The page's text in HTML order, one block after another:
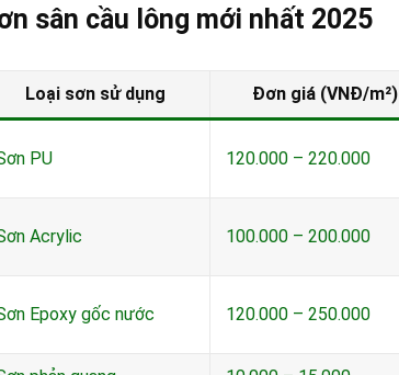
sân cầu lông mới nhất 2025
Loại sơn sử dụng Đơn giá (VNĐ/m²)
PU 120.000 – 220.000
Acrylic 100.000 – 200.000
Epoxy gốc nước 120.000 – 250.000